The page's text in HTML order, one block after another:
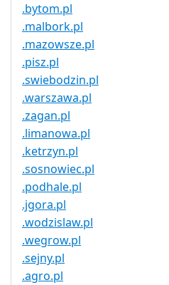
.bytom.pl
.malbork.pl
.mazowsze.pl
.pisz.pl
.swiebodzin.pl
.warszawa.pl
.zagan.pl
.limanowa.pl
.ketrzyn.pl
.sosnowiec.pl
.podhale.pl
.jgora.pl
.wodzislaw.pl
.wegrow.pl
.sejny.pl
.agro.pl